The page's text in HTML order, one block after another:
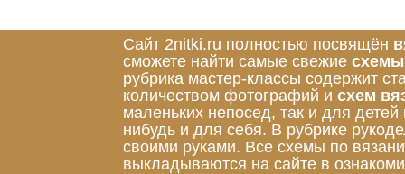
Сайт 2nitki.ru полностью посвящён
сможете найти самые свежие схемы
рубрика мастер-классы содержит
количеством фотографий и схем
маленьких непосед, так и для
нибудь и для себя. В рубрике
своими руками. Все схемы по
выкладываются на сайте в